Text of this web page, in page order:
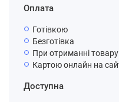
Оплата
Готівкою
Безготівка
При отриманні товару
Картою онлайн на
Доступна